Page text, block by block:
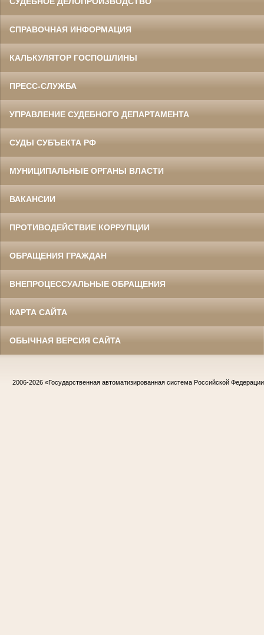
СПРАВОЧНАЯ ИНФОРМАЦИЯ
КАЛЬКУЛЯТОР ГОСПОШЛИНЫ
ПРЕСС-СЛУЖБА
УПРАВЛЕНИЕ СУДЕБНОГО ДЕПАРТАМЕНТА
СУДЫ СУБЪЕКТА РФ
МУНИЦИПАЛЬНЫЕ ОРГАНЫ ВЛАСТИ
ВАКАНСИИ
ПРОТИВОДЕЙСТВИЕ КОРРУПЦИИ
ОБРАЩЕНИЯ ГРАЖДАН
ВНЕПРОЦЕССУАЛЬНЫЕ ОБРАЩЕНИЯ
КАРТА САЙТА
ОБЫЧНАЯ ВЕРСИЯ САЙТА
2006-2026 «Государственная автоматизированная система Российской